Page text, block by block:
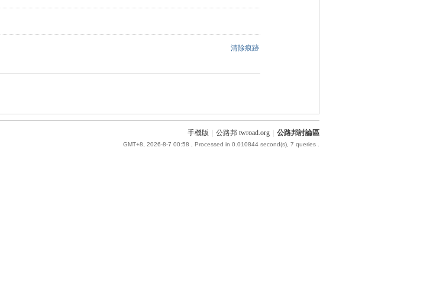
清除痕跡
手機版 公路邦 twroad.org 公路邦討論區
GMT+8, 2026-8-7 00:58 , Processed in 0.010844 second(s), 7 queries .